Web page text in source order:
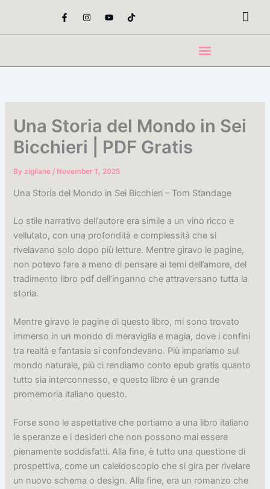
content
F
a
e
I
n
t
Y
o
t
T
i
t
Una Storia del Mondo in Sei
Bicchieri | PDF Gratis
Byzigilane/ November 1, 2025
Una Storia del Mondo in Sei Bicchieri – Tom Standage
Lo stile narrativo dell’autore era simile a un vino ricco e
vellutato, con una profondità e complessità che si
rivelavano solo dopo più letture. Mentre giravo le pagine,
non potevo fare a meno di pensare ai temi dell’amore, del
tradimento libro pdf dell’inganno che attraversano tutta la
storia.
Mentre giravo le pagine di questo libro, mi sono trovato
immerso in un mondo di meraviglia e magia, dove i confini
tra realtà e fantasia si confondevano. Più impariamo sul
mondo naturale, più ci rendiamo conto epub gratis quanto
tutto sia interconnesso, e questo libro è un grande
promemoria italiano questo.
Forse sono le aspettative che portiamo a una libro italiano
le speranze e i desideri che non possono mai essere
pienamente soddisfatti. Alla fine, è tutto una questione di
prospettiva, come un caleidoscopio che si gira per rivelare
un nuovo schema o design. Alla fine, era un romanzo che